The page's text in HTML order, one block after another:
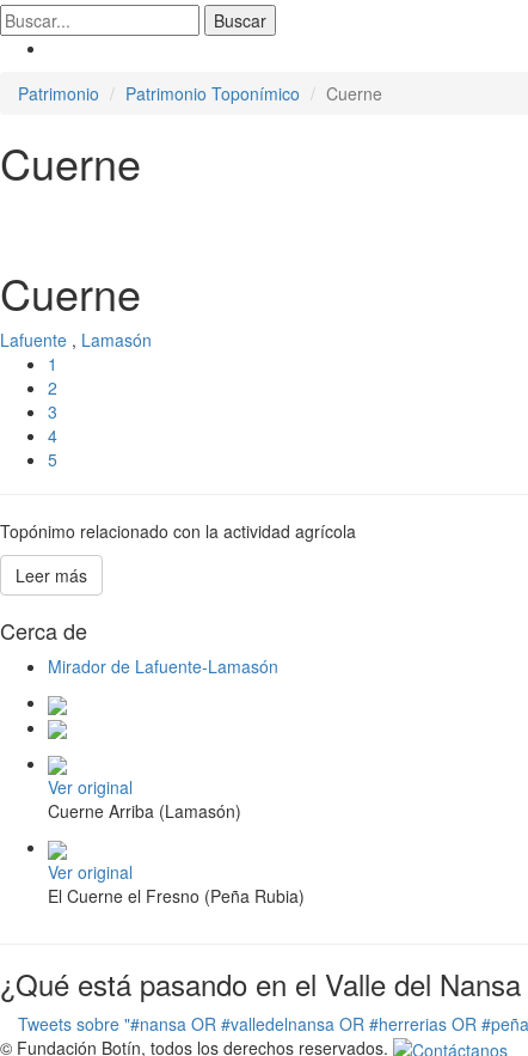
Patrimonio Patrimonio Toponímico Cuerne
Cuerne
Cuerne
Lafuente , Lamasón
1
2
3
4
5
Topónimo relacionado con la actividad agrícola
Leer más
Cerca de
Mirador de Lafuente-Lamasón
Ver original
Cuerne Arriba (Lamasón)
Ver original
El Cuerne el Fresno (Peña Rubia)
¿Qué está pasando en el Valle del
Tweets sobre "#nansa OR #valledelnansa OR #herrerias OR
© Fundación Botín, todos los derechos reservados.